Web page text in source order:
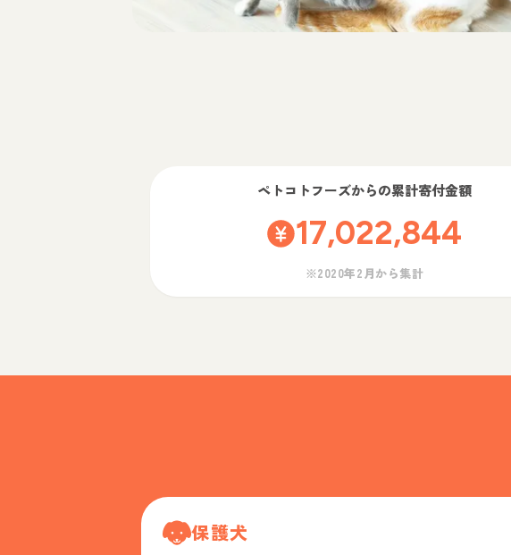
ペトコトフーズからの累計寄付金額
17,022,844
※2020年2月から集計
保護犬